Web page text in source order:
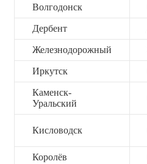
Волгодонск
Дербент
Железнодорожный
Иркутск
Каменск-
Уральский
Кисловодск
Королёв